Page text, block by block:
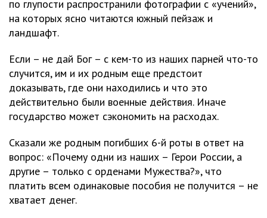
по глупости распространили фотографии с «учений»,
на которых ясно читаются южный пейзаж и
ландшафт.
Если – не дай Бог – с кем-то из наших парней что-то
случится, им и их родным еще предстоит
доказывать, где они находились и что это
действительно были военные действия. Иначе
государство может сэкономить на расходах.
Сказали же родным погибших 6-й роты в ответ на
вопрос: «Почему одни из наших – Герои России, а
другие – только с орденами Мужества?», что
платить всем одинаковые пособия не получится – не
хватает денег.